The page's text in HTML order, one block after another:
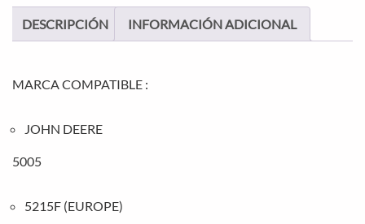
DESCRIPCIÓN INFORMACIÓN ADICIONAL
MARCA COMPATIBLE :
JOHN DEERE
5005
5215F (EUROPE)